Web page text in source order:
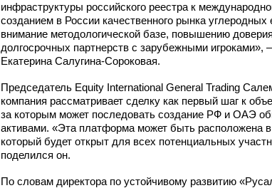
инфраструктуры российского реестра к
созданием в России качественного рынка
внимание методологической базе, повышению
долгосрочных партнерств с зарубежными
Екатерина Салугина-Сороковая.
Председатель Equity International General Trading
компания рассматривает сделку как первый шаг к
за которым может последовать создание РФ и ОАЭ
активами. «Эта платформа может быть расположена
который будет открыт для всех потенциальных
поделился он.
По словам директора по устойчивому развитию